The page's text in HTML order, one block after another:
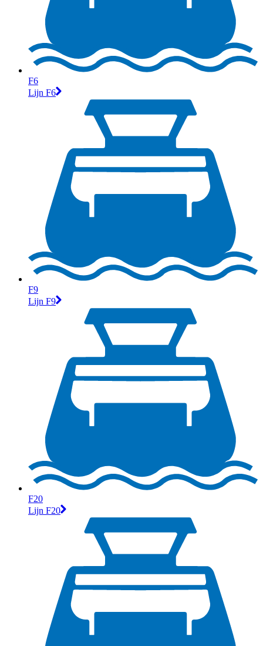
F6
Lijn F6
F9
Lijn F9
F20
Lijn F20